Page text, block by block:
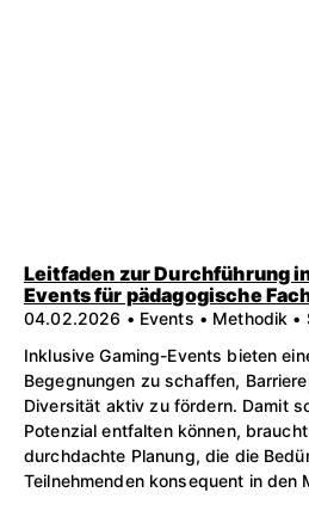
Leitfaden zur Durchführung
Events für pädagogische
04.02.2026 • Events • Methodik •
Inklusive Gaming-Events bieten
Begegnungen zu schaffen,
Diversität aktiv zu fördern. Damit
Potenzial entfalten können,
durchdachte Planung, die die
Teilnehmenden konsequent in den